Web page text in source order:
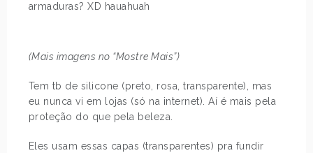
armaduras? XD hauahuah
(Mais imagens no “Mostre Mais”)
Tem tb de silicone (preto, rosa, transparente), mas
eu nunca vi em lojas (só na internet). Aí é mais pela
proteção do que pela beleza.
Eles usam essas capas (transparentes) pra fundir